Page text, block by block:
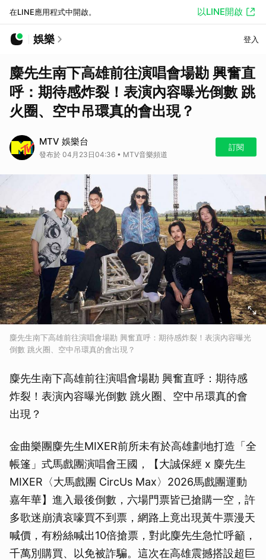
在LINE應用程式中開啟。 以LINE開啟
娛樂 登入
麋先生南下高雄前往演唱會場勘 興奮直
呼：期待感炸裂！表演內容曝光倒數 跳
火圈、空中吊環真的會出現？
MTV 娛樂台
發布於 04月23日04:36 • MTV音樂頻道
訂閱
麋先生南下高雄前往演唱會場勘 興奮直呼：期待感炸裂！表演內容曝光
倒數 跳火圈、空中吊環真的會出現？
麋先生南下高雄前往演唱會場勘 興奮直呼：期待感
炸裂！表演內容曝光倒數 跳火圈、空中吊環真的會
出現？
金曲樂團麋先生MIXER前所未有於高雄劃地打造「全
帳篷」式馬戲團演唱會王國，【大誠保經 x 麋先生
MIXER〈大馬戲團 CircUs Max〉2026馬戲團運動
嘉年華】進入最後倒數，六場門票皆已搶購一空，許
多歌迷崩潰哀嚎買不到票，網路上竟出現黃牛票漫天
喊價，有粉絲喊出10倍搶票，對此麋先生急忙呼籲，
千萬別購買、以免被詐騙。這次在高雄震撼搭設超巨